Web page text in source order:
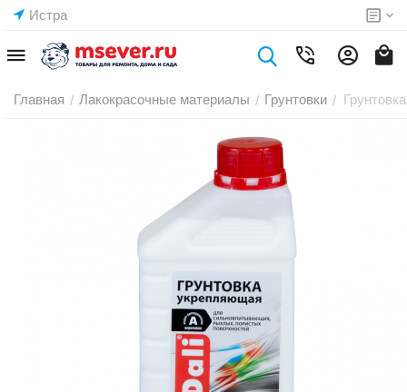
Истра
Главная / Лакокрасочные материалы / Грунтовки /